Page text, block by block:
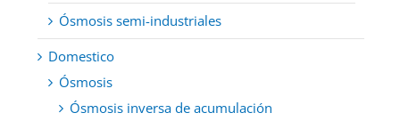
Ósmosis semi-industriales
Domestico
Ósmosis
Ósmosis inversa de acumulación